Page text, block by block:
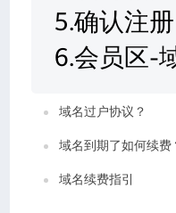
5.确认注册
6.会员区-
域名过户协议？
域名到期了如何续费
域名续费指引